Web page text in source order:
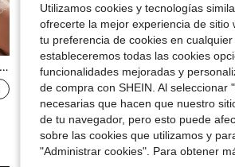
Ahorro de $1.24
-19% Conjunto de lencería sexy de encaje floral rosa intenso para mujer, camisola con lazo y shorts abiertos, ropa de estar en casa romántica, suave y acogedora, ropa interior de tentación calada, vuelta al cole
¡Casi agotado!
$5.45 700+ vendidos
con cupón
Clientes habituales
-
Utilizamos cookies y tecnologías
ofrecerte la mejor experiencia de
tu preferencia de cookies en
estableceremos todas las cookies
funcionalidades mejoradas y
de compra con SHEIN. Al
necesarias que hacen que nuestro
de tu navegador, pero esto puede
sobre las cookies que utilizamos y
"Administrar cookies". Para obtener